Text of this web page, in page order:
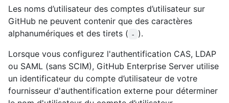
Les noms d’utilisateur des comptes d’utilisateur sur
GitHub ne peuvent contenir que des caractères
alphanumériques et des tirets ( - ).
Lorsque vous configurez l'authentification CAS, LDAP
ou SAML (sans SCIM), GitHub Enterprise Server utilise
un identificateur du compte d’utilisateur de votre
fournisseur d'authentification externe pour déterminer